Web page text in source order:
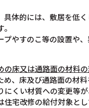
体的には、敷居を低
やすのこ等の設置や
の床又は通路面の材料
、床及び通路面の材
くい材質への変更等が
宅改修の給付対象とし